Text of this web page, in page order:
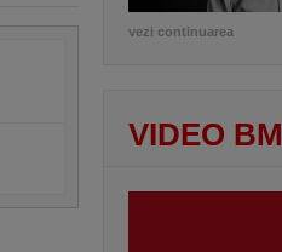
vezi continuarea
VIDEO BM